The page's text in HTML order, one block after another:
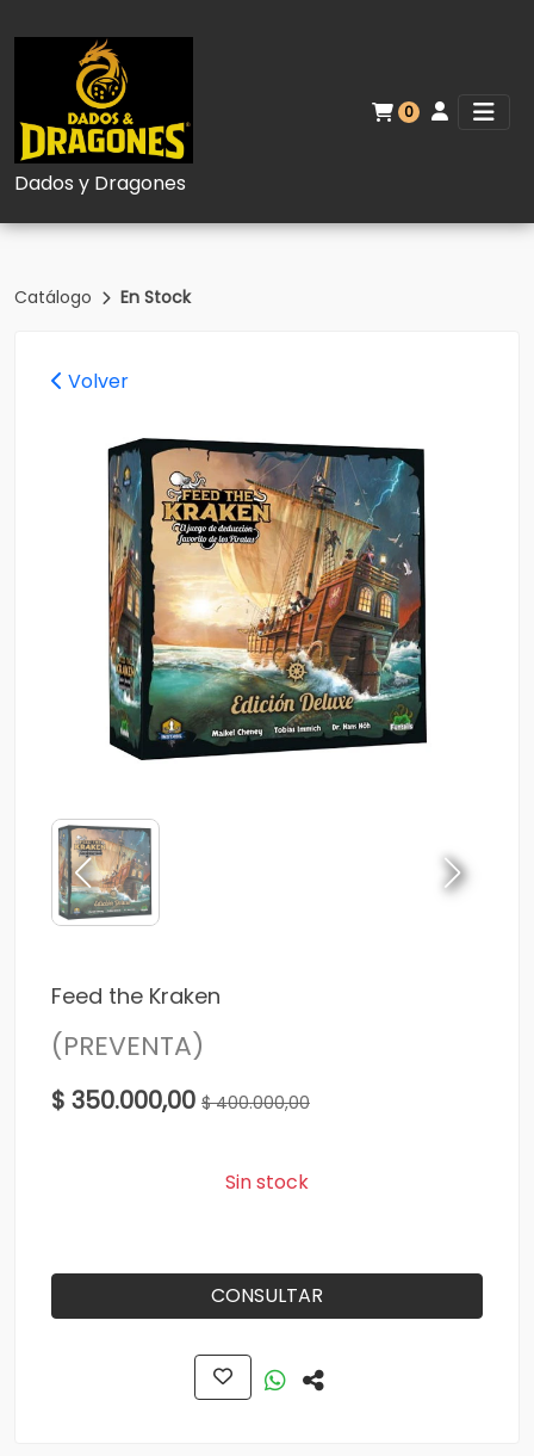
Dados y Dragones
0
Catálogo En Stock
Volver
Feed the Kraken
(PREVENTA)
$ 350.000,00 $ 400.000,00
Sin stock
CONSULTAR